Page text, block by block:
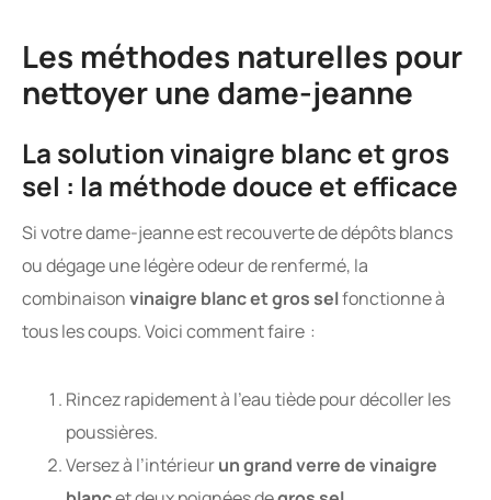
Les méthodes naturelles pour
nettoyer une dame-jeanne
La solution vinaigre blanc et gros
sel : la méthode douce et efficace
Si votre dame-jeanne est recouverte de dépôts blancs
ou dégage une légère odeur de renfermé, la
combinaisonvinaigre blanc et gros selfonctionne à
tous les coups. Voici comment faire :
Rincez rapidement à l’eau tiède pour décoller les
poussières.
Versez à l’intérieurun grand verre de vinaigre